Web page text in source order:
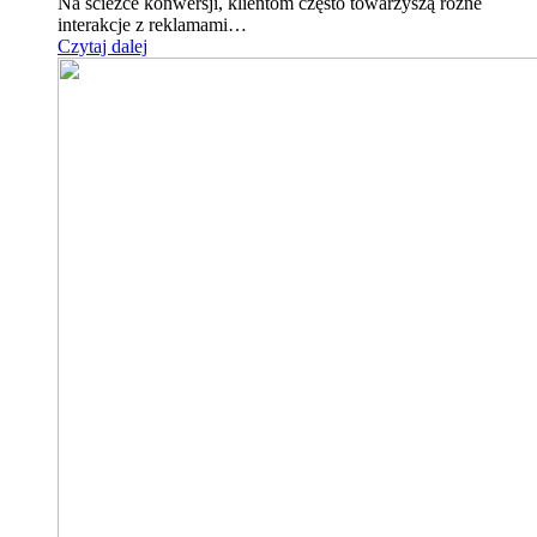
interakcje z reklamami…
Czytaj dalej